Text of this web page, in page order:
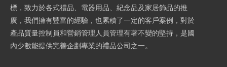
標，致力於各式禮品、電器用品、紀念品及家居飾品的推
廣，我們擁有豐富的經驗，也累積了一定的客戶案例，對於
產品質量控制員和營銷管理人員管理有著不變的堅持，是國
內少數能提供完善企劃專業的禮品公司之一。